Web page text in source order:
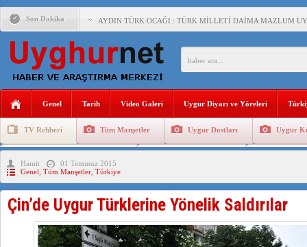
Son Dakika AYDIN TÜRK OCAĞI : TÜRK MİLLETİ DAİMA MAZLUM
DİYANET AKADEMİSİ BAŞKANI DOÇ.DR.KAAN : DOĞU
ÇİN’İN UYGUR POLİTİKALARINI ÖVEN DİYANET
MHP’DEN URUMÇİ KATLİAMI MESAJİ : 05.07.2009
İŞGALCİ ÇİN’DEN “FETİHLER SULTANI
SAADET PARTİSİ İLÇE BAŞKANI : TEMMUZ AYI,DOĞU
İŞGALCİ ÇİN,DOĞU TÜRKİSTAN’DA EN AZ 143 BİN
Genel Tarih Video Galeri Uygur Diyarı ve Yöreleri
TV Rehberi Tüm Manşetler Uygur Dostları Uygur
Uygurlarda Düğün ve Cenaze
Hamit
01 Temmuz 2015
Genel Tüm Manşetler Türkiye
Çin’de Uygur Türklerine Yönelik Saldırılar